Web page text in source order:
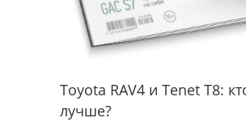
Toyota RAV4 и Tenet T8:
лучше?